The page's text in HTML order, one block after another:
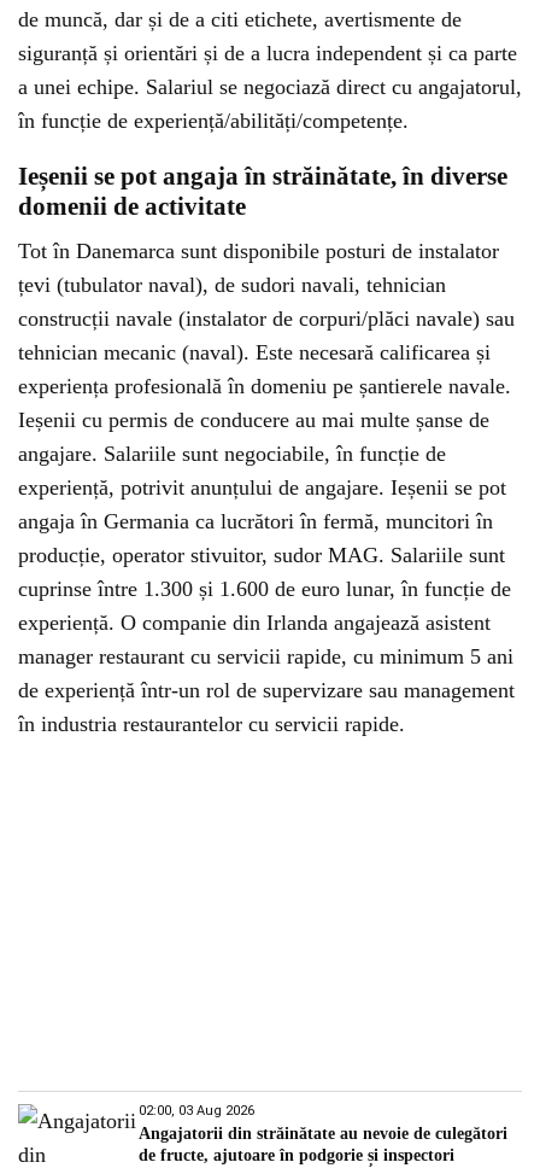
de muncă, dar și de a citi etichete, avertismente de
siguranță și orientări și de a lucra independent și ca parte
a unei echipe. Salariul se negociază direct cu angajatorul,
în funcție de experiență/abilități/competențe.
Ieșenii se pot angaja în străinătate, în diverse
domenii de activitate
Tot în Danemarca sunt disponibile posturi de instalator
țevi (tubulator naval), de sudori navali, tehnician
construcții navale (instalator de corpuri/plăci navale) sau
tehnician mecanic (naval). Este necesară calificarea și
experiența profesională în domeniu pe șantierele navale.
Ieșenii cu permis de conducere au mai multe șanse de
angajare. Salariile sunt negociabile, în funcție de
experiență, potrivit anunțului de angajare. Ieșenii se pot
angaja în Germania ca lucrători în fermă, muncitori în
producție, operator stivuitor, sudor MAG. Salariile sunt
cuprinse între 1.300 și 1.600 de euro lunar, în funcție de
experiență. O companie din Irlanda angajează asistent
manager restaurant cu servicii rapide, cu minimum 5 ani
de experiență într-un rol de supervizare sau management
în industria restaurantelor cu servicii rapide.
02:00, 03 Aug 2026
Angajatorii din străinătate au nevoie de culegători
de fructe, ajutoare în podgorie și inspectori